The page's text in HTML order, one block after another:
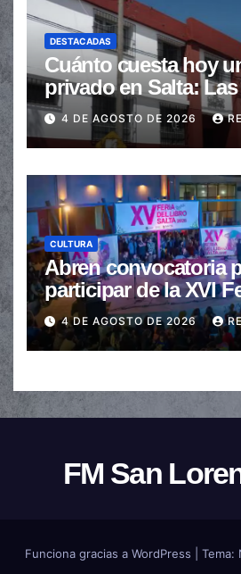
DESTACADAS
Cuánto cuesta hoy
privado en Salta:
de $110.000 a más
4 DE AGOSTO DE 2026
CULTURA
Abren convocatoria
participar de la XVI
de Salta
4 DE AGOSTO DE 2026
FM San
Funciona gracias a WordPress Tema: